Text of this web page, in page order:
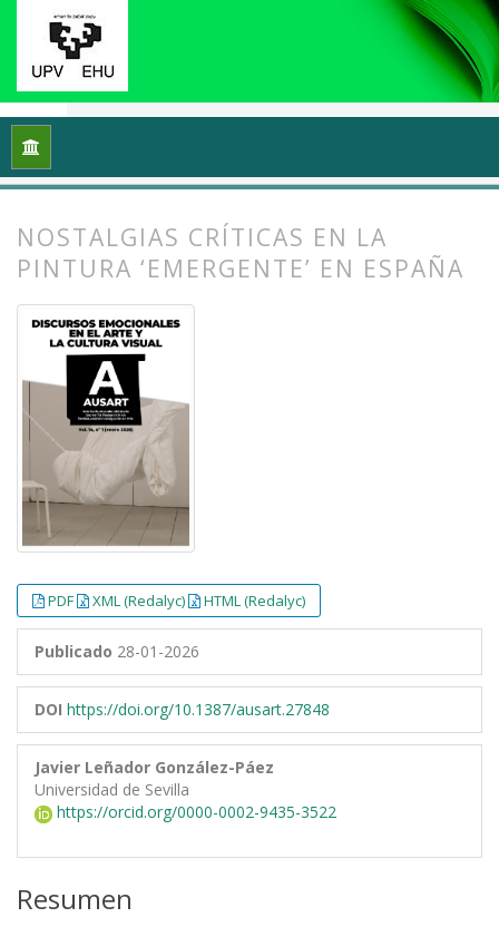
Inicio
NOSTALGIAS CRÍTICAS EN LA
PINTURA ‘EMERGENTE’ EN ESPAÑA
PDF XML (Redalyc) HTML (Redalyc)
Publicado 28-01-2026
DOI https://doi.org/10.1387/ausart.27848
Javier Leñador González-Páez
Universidad de Sevilla
https://orcid.org/0000-0002-9435-3522
Resumen